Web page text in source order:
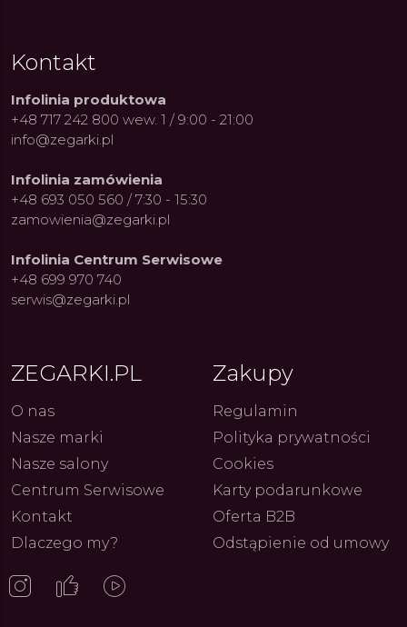
Constant: Pasja,
i Dostępny Luksus z
27.07.2026
Fenomen marki Festina. Od
kolarskich pasji do ikonicznych
kolekcji zegarków
ZEGARKI.PL
Kontakt
Infolinia produktowa
+48 717 242 800 wew. 1 / 9:00 - 21:00
info@zegarki.pl
Infolinia zamówienia
+48 693 050 560 / 7:30 - 15:30
zamowienia@zegarki.pl
Infolinia Centrum Serwisowe
+48 699 970 740
serwis@zegarki.pl
ZEGARKI.PL
O nas
Nasze marki
Nasze salony
Centrum Serwisowe
Kontakt
Dlaczego my?
Zakupy
Regulamin
Polityka prywatności
Cookies
Karty podarunkowe
Oferta B2B
Odstąpienie od umowy